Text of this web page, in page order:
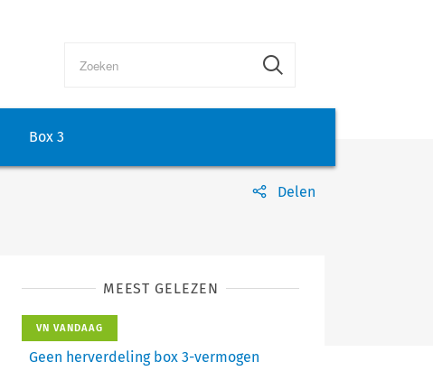
Box 3
Delen
MEEST GELEZEN
VN VANDAAG
Geen herverdeling box 3-vermogen